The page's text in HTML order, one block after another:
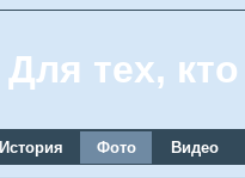
Для тех,
История Фото Видео